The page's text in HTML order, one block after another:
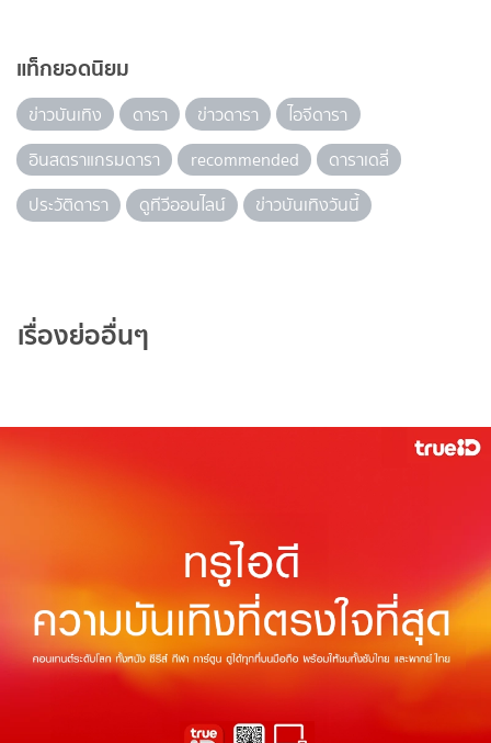
แท็กยอดนิยม
ข่าวบันเทิง ดารา ข่าวดารา
ไอจีดารา
อินสตราแกรมดารา
recommended
ดาราเดลี่
ประวัติดารา
ดูทีวีออนไลน์ ข่าวบันเทิงวันนี้
เรื่องย่ออื่นๆ